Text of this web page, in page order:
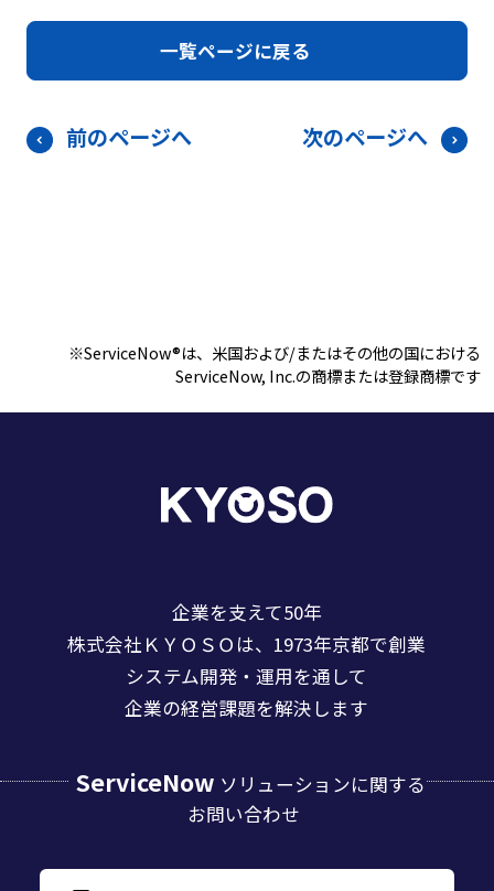
会社概要
お問い合わせフォーム
前のページへ
一覧ページに戻る
次のページへ
※ServiceNow®は、米国および/またはその他の国における
ServiceNow, Inc.の商標または登録商標です
企業を支えて50年
株式会社ＫＹＯＳＯは、1973年京都で創業
システム開発・運用を通して
企業の経営課題を解決します
ServiceNow ソリューションに関する
お問い合わせ